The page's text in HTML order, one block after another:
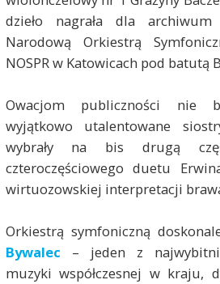
dzieło nagrała dla
Narodową Orkiestrą
NOSPR w Katowicach pod batutą
Owacjom publiczności nie
wyjątkowo utalentowane
wybrały na bis drugą
czteroczęściowego duetu
wirtuozowskiej interpretacji
Orkiestrą symfoniczną
Bywalec– jeden z
muzyki współczesnej w kraju,